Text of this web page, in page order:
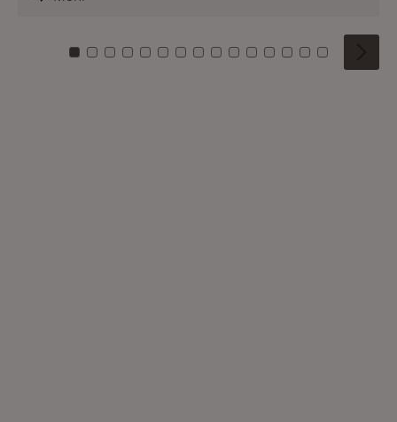
Zu Kachel: 0
Zu Kachel: 1
Zu Kachel: 2
Zu Kachel: 3
Zu Kachel: 4
Zu Kachel: 5
Zu Kachel: 6
Zu Kachel: 7
Zu Kachel: 8
Zu Kachel: 9
Zu Kachel: 10
Zu Kachel: 11
Zu Kachel: 12
Zu Kachel:
Zu